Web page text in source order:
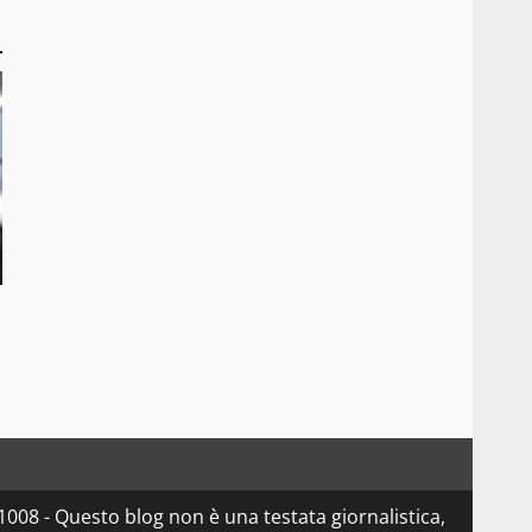
- Questo blog non è una testata giornalistica,